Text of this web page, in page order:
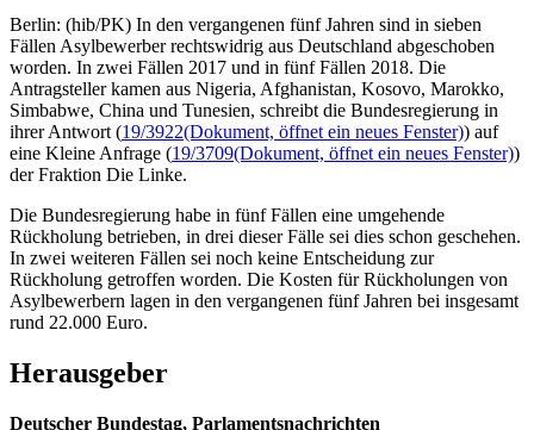
Berlin: (hib/PK) In den vergangenen fünf Jahren sind in sieben
Fällen Asylbewerber rechtswidrig aus Deutschland abgeschoben
worden. In zwei Fällen 2017 und in fünf Fällen 2018. Die
Antragsteller kamen aus Nigeria, Afghanistan, Kosovo, Marokko,
Simbabwe, China und Tunesien, schreibt die Bundesregierung in
ihrer Antwort (19/3922(Dokument, öffnet ein neues Fenster)) auf
eine Kleine Anfrage (19/3709(Dokument, öffnet ein neues Fenster))
der Fraktion Die Linke.
Die Bundesregierung habe in fünf Fällen eine umgehende
Rückholung betrieben, in drei dieser Fälle sei dies schon geschehen.
In zwei weiteren Fällen sei noch keine Entscheidung zur
Rückholung getroffen worden. Die Kosten für Rückholungen von
Asylbewerbern lagen in den vergangenen fünf Jahren bei insgesamt
rund 22.000 Euro.
Herausgeber
Deutscher Bundestag, Parlamentsnachrichten